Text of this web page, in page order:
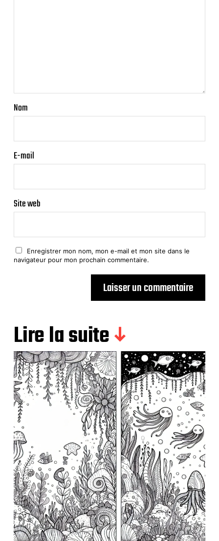
Nom
E-mail
Site web
Enregistrer mon nom, mon e-mail et mon site dans le
navigateur pour mon prochain commentaire.
Lire la suite